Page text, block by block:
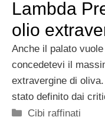
Lambda
olio
Anche il palato
concedetevi il
extravergine di
stato definito dai
Categorie
Cibi raffinati